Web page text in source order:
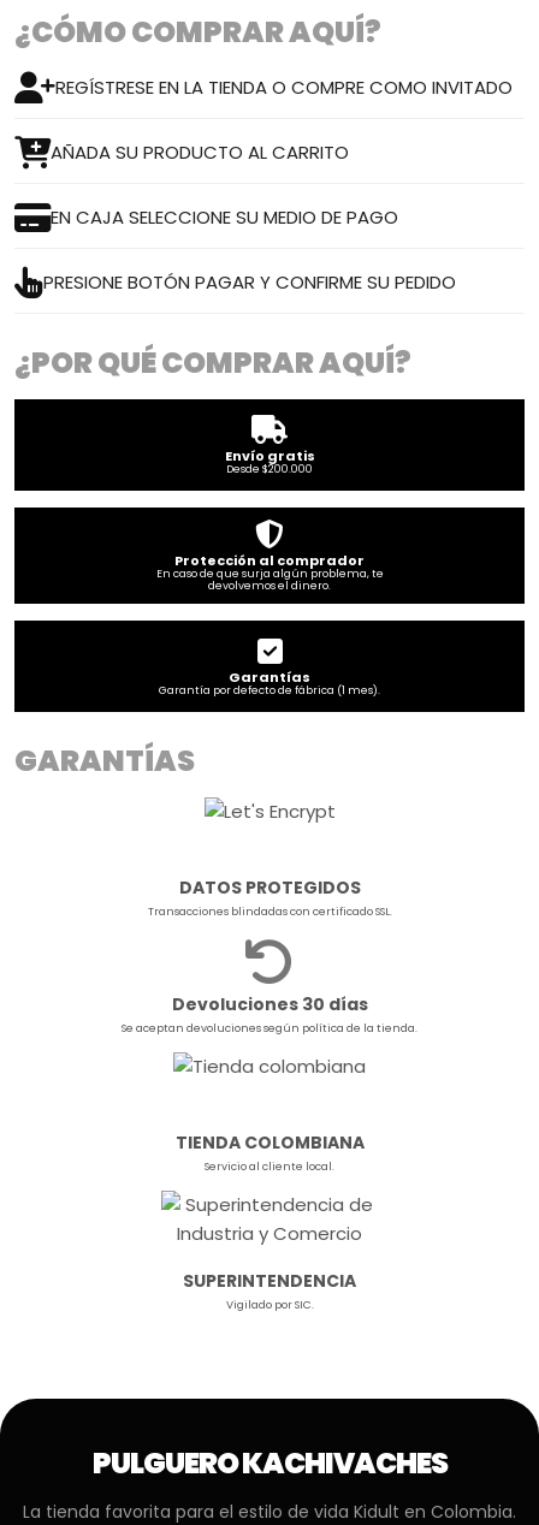
¿CÓMO COMPRAR AQUÍ?
REGÍSTRESE EN LA TIENDA O COMPRE COMO INVITADO
AÑADA SU PRODUCTO AL CARRITO
EN CAJA SELECCIONE SU MEDIO DE PAGO
PRESIONE BOTÓN PAGAR Y CONFIRME SU PEDIDO
¿POR QUÉ COMPRAR AQUÍ?
Envío gratis
Desde $200.000
Protección al comprador
En caso de que surja algún problema, te
devolvemos el dinero.
Garantías
Garantía por defecto de fábrica (1 mes).
GARANTÍAS
DATOS PROTEGIDOS
Transacciones blindadas con certificado SSL.
Devoluciones 30 días
Se aceptan devoluciones según política de la tienda.
TIENDA COLOMBIANA
Servicio al cliente local.
SUPERINTENDENCIA
Vigilado por SIC.
PULGUERO KACHIVACHES
La tienda favorita para el estilo de vida Kidult en Colombia.